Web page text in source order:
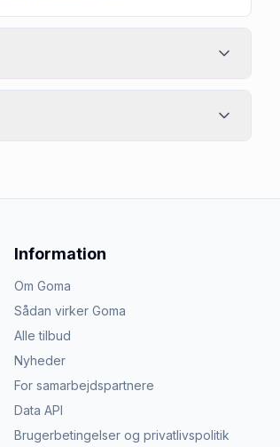
Information
Om Goma
Sådan virker Goma
Alle tilbud
Nyheder
For samarbejdspartnere
Data API
Brugerbetingelser og privatlivspolitik